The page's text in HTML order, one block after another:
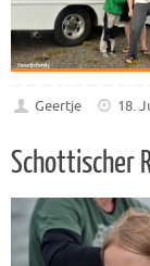
Geertje 18.
Schottischer